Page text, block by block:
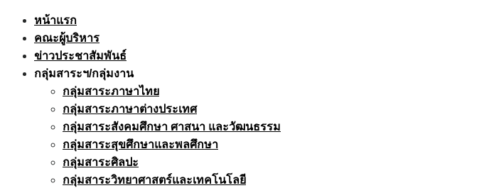
Skip
content
หน้าแรก
คณะผู้บริหาร
ข่าวประชาสัมพันธ์
กลุ่มสาระฯ/กลุ่มงาน
กลุ่มสาระภาษาไทย
กลุ่มสาระภาษาต่างประเทศ
กลุ่มสาระสังคมศึกษา ศาสนา และวัฒนธรรม
กลุ่มสาระสุขศึกษาและพลศึกษา
กลุ่มสาระศิลปะ
กลุ่มสาระวิทยาศาสตร์และเทคโนโลยี